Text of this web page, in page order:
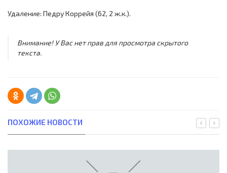
Удаление: Педру Коррейя (62, 2 ж.к.).
Внимание! У Вас нет прав для просмотра скрытого
текста.
ПОХОЖИЕ НОВОСТИ